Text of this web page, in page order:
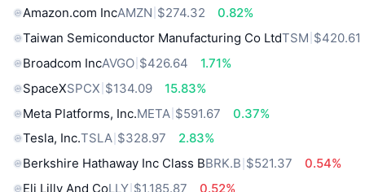
Amazon.com IncAMZN $274.32
0.82%
Taiwan Semiconductor Manufacturing Co LtdTSM $420.61
Broadcom IncAVGO $426.64
1.71%
SpaceXSPCX $134.09
15.83%
Meta Platforms, Inc.META $591.67
0.37%
Tesla, Inc.TSLA $328.97
2.83%
Berkshire Hathaway Inc Class BBRK.B $521.37
0.54%
Eli Lilly And CoLLY $1,185.87
0.52%